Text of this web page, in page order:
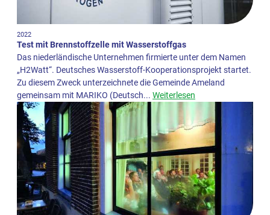
2022
Test mit Brennstoffzelle mit Wasserstoffgas
Das niederländische Unternehmen firmierte unter dem Namen
„H2Watt“. Deutsches Wasserstoff-Kooperationsprojekt startet.
Zu diesem Zweck unterzeichnete die Gemeinde Ameland
gemeinsam mit MARIKO (Deutsch... Weiterlesen